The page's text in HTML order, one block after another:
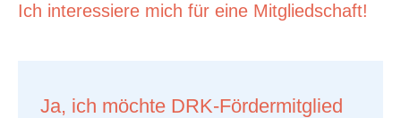
Ich interessiere mich für eine Mitgliedschaft!
Ja, ich möchte DRK-Fördermitglied